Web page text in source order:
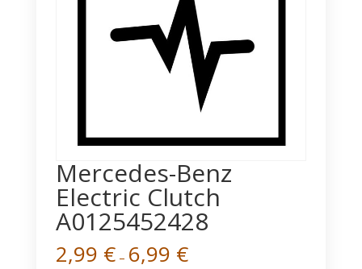
Mercedes-Benz
Electric Clutch
A0125452428
2,99 €– 6,99 €